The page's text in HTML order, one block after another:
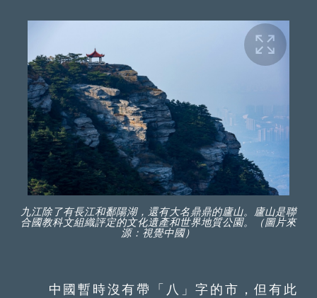
九江除了有長江和鄱陽湖，還有大名鼎鼎的廬山。廬山是聯
合國教科文組織評定的文化遺產和世界地質公園。（圖片來
源：視覺中國）
中國暫時沒有帶「八」字的市，但有此